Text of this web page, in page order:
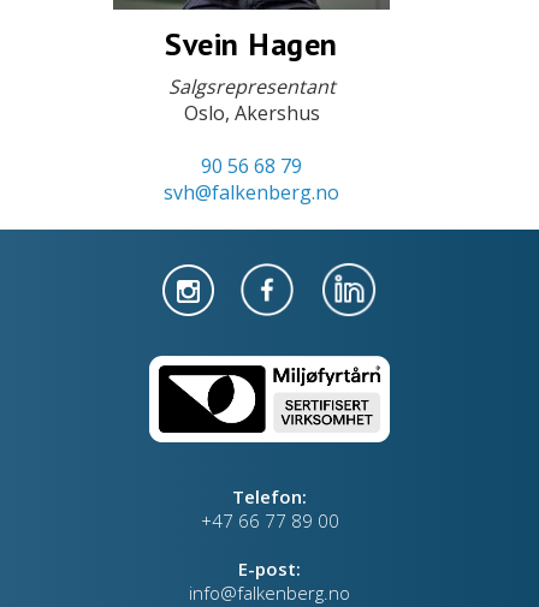
Svein Hagen
Salgsrepresentant
Oslo, Akershus
90 56 68 79
svh@falkenberg.no
Telefon:
+47 66 77 89 00
E-post:
info@falkenberg.no